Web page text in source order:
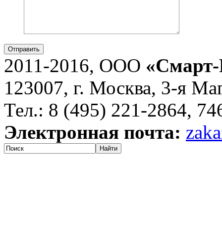
Отправить
2011-2016, ООО
123007, г. Москва, 3-я
Тел.: 8 (495) 221-2864,
Электронная почта:
Найти